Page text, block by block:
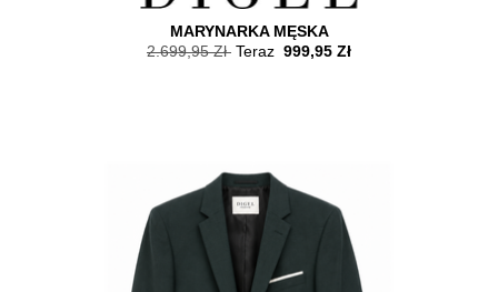
MARYNARKA MĘSKA
2.699,95 Zł Teraz 999,95 Zł